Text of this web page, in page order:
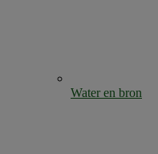
Water en bron